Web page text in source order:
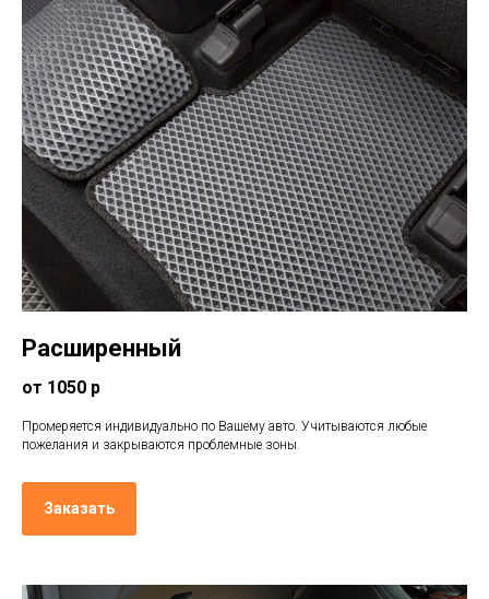
Расширенный
от 1050 р
Промеряется индивидуально по Вашему авто. Учитываются любые
пожелания и закрываются проблемные зоны.
Заказать